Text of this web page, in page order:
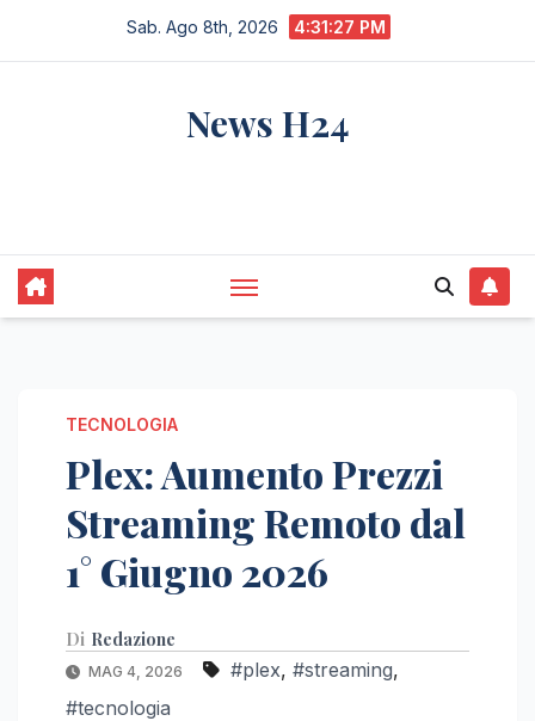
Sab. Ago 8th, 2026 4:31:28 PM
News H24
TECNOLOGIA
Plex: Aumento Prezzi
Streaming Remoto dal
1° Giugno 2026
Di Redazione
MAG 4, 2026 #plex, #streaming,
#tecnologia